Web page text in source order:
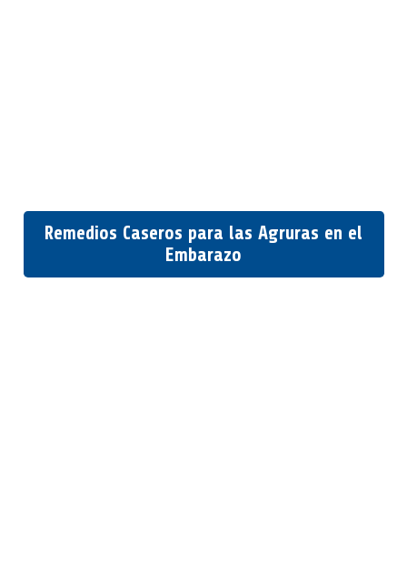
Remedios Caseros para las Agruras en el
Embarazo